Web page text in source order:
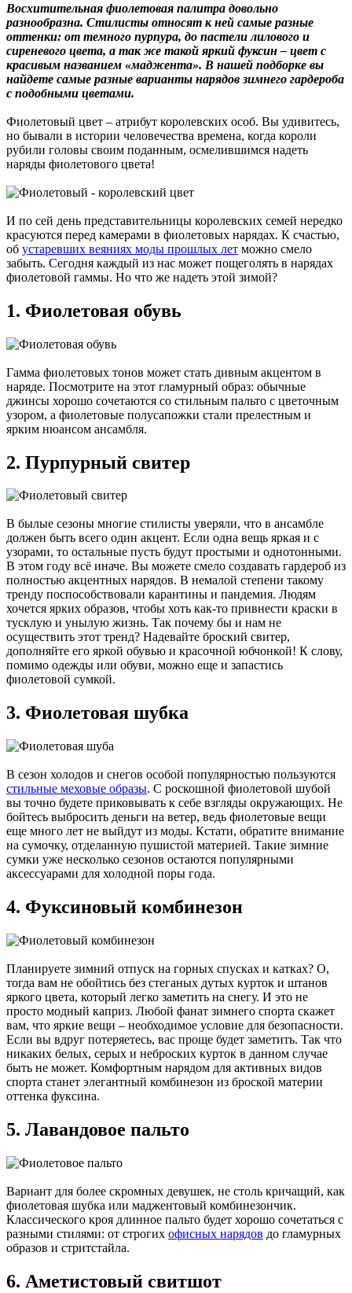
Восхитительная фиолетовая палитра довольно
разнообразна. Стилисты относят к ней самые разные
оттенки: от темного пурпура, до пастели лилового и
сиреневого цвета, а так же такой яркий фуксин – цвет с
красивым названием «маджента». В нашей подборке вы
найдете самые разные варианты нарядов зимнего гардероба
с подобными цветами.
Фиолетовый цвет – атрибут королевских особ. Вы удивитесь,
но бывали в истории человечества времена, когда короли
рубили головы своим поданным, осмелившимся надеть
наряды фиолетового цвета!
И по сей день представительницы королевских семей нередко
красуются перед камерами в фиолетовых нарядах. К счастью,
об устаревших веяниях моды прошлых лет можно смело
забыть. Сегодня каждый из нас может пощеголять в нарядах
фиолетовой гаммы. Но что же надеть этой зимой?
1. Фиолетовая обувь
Гамма фиолетовых тонов может стать дивным акцентом в
наряде. Посмотрите на этот гламурный образ: обычные
джинсы хорошо сочетаются со стильным пальто с цветочным
узором, а фиолетовые полусапожки стали прелестным и
ярким нюансом ансамбля.
2. Пурпурный свитер
В былые сезоны многие стилисты уверяли, что в ансамбле
должен быть всего один акцент. Если одна вещь яркая и с
узорами, то остальные пусть будут простыми и однотонными.
В этом году всё иначе. Вы можете смело создавать гардероб из
полностью акцентных нарядов. В немалой степени такому
тренду поспособствовали карантины и пандемия. Людям
хочется ярких образов, чтобы хоть как-то привнести краски в
тусклую и унылую жизнь. Так почему бы и нам не
осуществить этот тренд? Надевайте броский свитер,
дополняйте его яркой обувью и красочной юбчонкой! К слову,
помимо одежды или обуви, можно еще и запастись
фиолетовой сумкой.
3. Фиолетовая шубка
В сезон холодов и снегов особой популярностью пользуются
стильные меховые образы. С роскошной фиолетовой шубой
вы точно будете приковывать к себе взгляды окружающих. Не
бойтесь выбросить деньги на ветер, ведь фиолетовые вещи
еще много лет не выйдут из моды. Кстати, обратите внимание
на сумочку, отделанную пушистой материей. Такие зимние
сумки уже несколько сезонов остаются популярными
аксессуарами для холодной поры года.
4. Фуксиновый комбинезон
Планируете зимний отпуск на горных спусках и катках? О,
тогда вам не обойтись без стеганых дутых курток и штанов
яркого цвета, который легко заметить на снегу. И это не
просто модный каприз. Любой фанат зимнего спорта скажет
вам, что яркие вещи – необходимое условие для безопасности.
Если вы вдруг потеряетесь, вас проще будет заметить. Так что
никаких белых, серых и неброских курток в данном случае
быть не может. Комфортным нарядом для активных видов
спорта станет элегантный комбинезон из броской материи
оттенка фуксина.
5. Лавандовое пальто
Вариант для более скромных девушек, не столь кричащий, как
фиолетовая шубка или маджентовый комбинезончик.
Классического кроя длинное пальто будет хорошо сочетаться с
разными стилями: от строгих офисных нарядов до гламурных
образов и стритстайла.
6. Аметистовый свитшот